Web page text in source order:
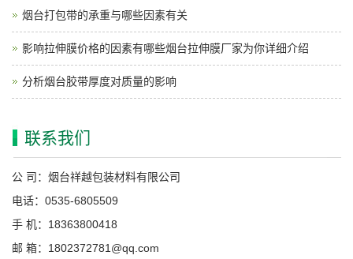
烟台打包带的承重与哪些因素有关
影响拉伸膜价格的因素有哪些烟台拉伸膜厂家为你详细介绍
分析烟台胶带厚度对质量的影响
联系我们
公 司：烟台祥越包装材料有限公司
电话：0535-6805509
手 机：18363800418
邮 箱：1802372781@qq.com